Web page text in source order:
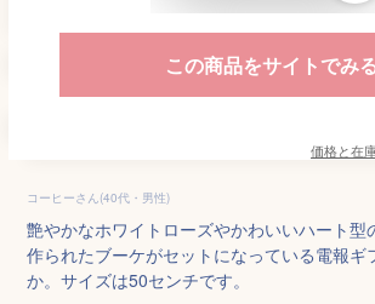
この商品をサイトでみ
価格と在
コーヒーさん(40代・男性)
艶やかなホワイトローズやかわいいハート型
作られたブーケがセットになっている電報ギ
か。サイズは50センチです。